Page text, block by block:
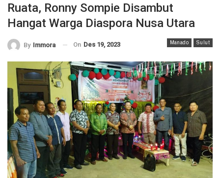
Ruata, Ronny Sompie Disambut
Hangat Warga Diaspora Nusa Utara
Manado Sulut
By Immora On Des 19, 2023